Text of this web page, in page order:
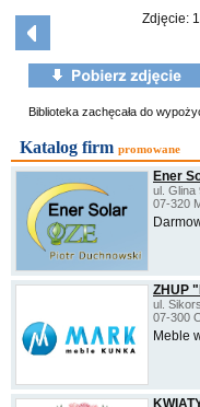
Zdjęcie:
Biblioteka zachęcała do
Katalog firm promowane
Ener
ul. Glina
07-320
ZHUP
ul.
07-300
Meble